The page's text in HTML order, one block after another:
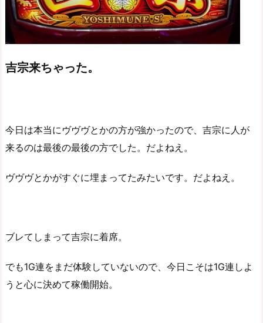
吉宗来ちゃった。
今日は本当にヴヴヴとかの方が強かったので、吉宗に人が
来るのは最後の最後の方でした。だよねえ。
ヴヴヴとかがすぐに埋まってたみたいです。だよねえ。
ブレてしまって吉宗に着席。
でも1G連をまだ体験していないので、今日こそは1G連しよ
うと心に決めて稼働開始。